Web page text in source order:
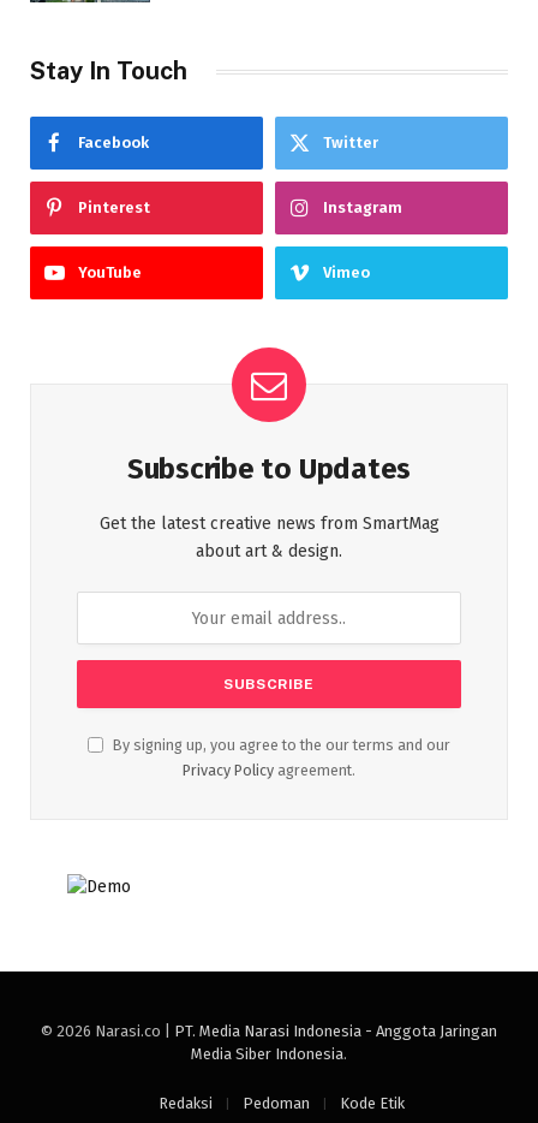
Stay In Touch
Facebook Twitter
Pinterest Instagram
YouTube Vimeo
Subscribe to Updates
Get the latest creative news from SmartMag
about art & design.
By signing up, you agree to the our terms and our
Privacy Policy agreement.
© 2026 Narasi.co | PT. Media Narasi Indonesia - Anggota Jaringan
Media Siber Indonesia.
Redaksi Pedoman Kode Etik